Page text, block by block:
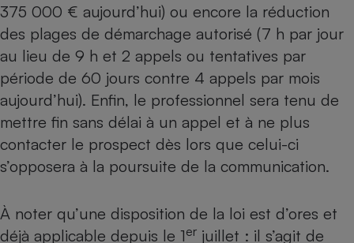
375 000 € aujourd’hui) ou encore la réduction
des plages de démarchage autorisé (7 h par jour
au lieu de 9 h et 2 appels ou tentatives par
période de 60 jours contre 4 appels par mois
aujourd’hui). Enfin, le professionnel sera tenu de
mettre fin sans délai à un appel et à ne plus
contacter le prospect dès lors que celui-ci
s’opposera à la poursuite de la communication.
À noter qu’une disposition de la loi est d’ores et
déjà applicable depuis le 1er juillet : il s’agit de